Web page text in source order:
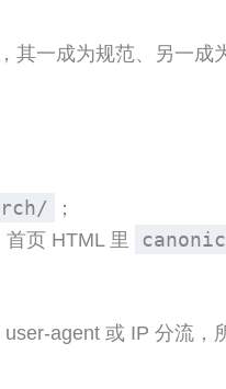
其一成为规范、另一成
；
首页 HTML 里
agent 或 IP 分流，